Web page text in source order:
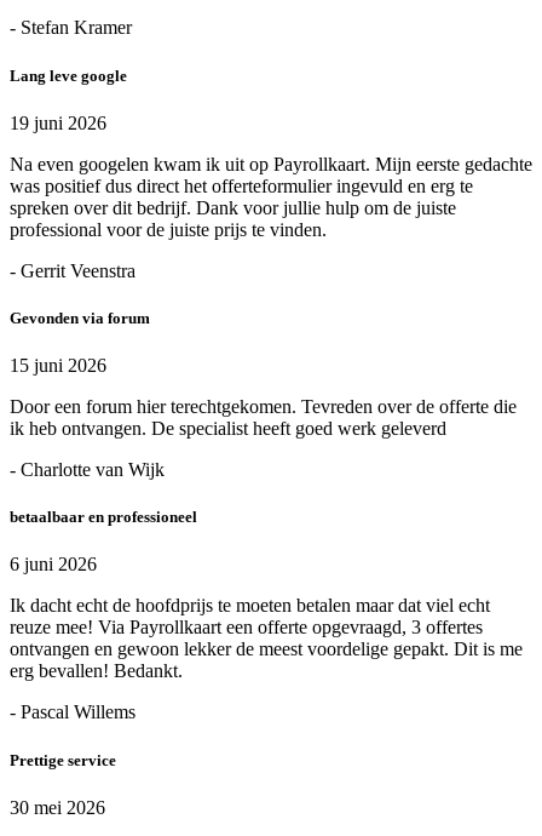
- Stefan Kramer
Lang leve google
19 juni 2026
Na even googelen kwam ik uit op Payrollkaart. Mijn eerste gedachte
was positief dus direct het offerteformulier ingevuld en erg te
spreken over dit bedrijf. Dank voor jullie hulp om de juiste
professional voor de juiste prijs te vinden.
- Gerrit Veenstra
Gevonden via forum
15 juni 2026
Door een forum hier terechtgekomen. Tevreden over de offerte die
ik heb ontvangen. De specialist heeft goed werk geleverd
- Charlotte van Wijk
betaalbaar en professioneel
6 juni 2026
Ik dacht echt de hoofdprijs te moeten betalen maar dat viel echt
reuze mee! Via Payrollkaart een offerte opgevraagd, 3 offertes
ontvangen en gewoon lekker de meest voordelige gepakt. Dit is me
erg bevallen! Bedankt.
- Pascal Willems
Prettige service
30 mei 2026